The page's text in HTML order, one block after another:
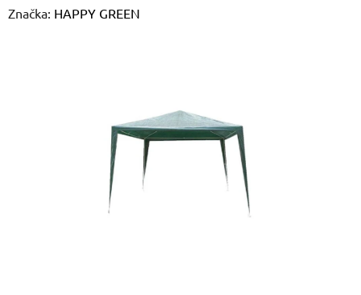
hodnocení
Značka: HAPPY GREEN